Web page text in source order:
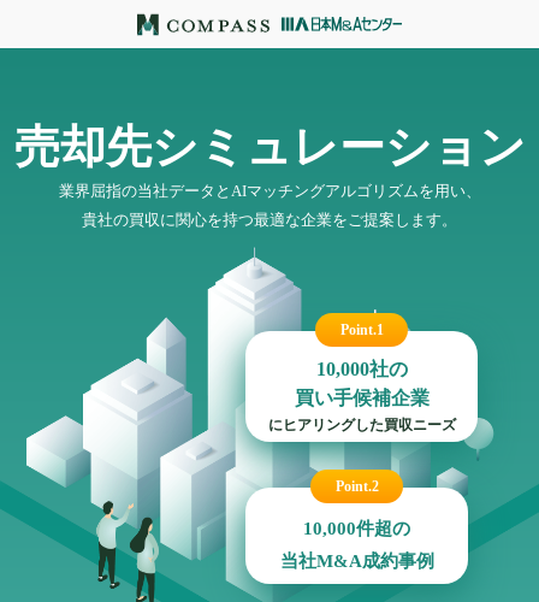
売却先シミュレーション
業界屈指の当社データとAIマッチングアルゴリズムを用い、
貴社の買収に関心を持つ最適な企業をご提案します。
Point.1
10,000社の
買い手候補企業
にヒアリングした買収ニーズ
Point.2
10,000件超の
当社M&A成約事例